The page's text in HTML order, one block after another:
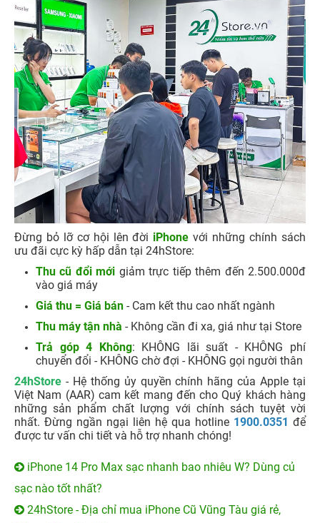
Đừng bỏ lỡ cơ hội lên đời iPhone với những chính sách
ưu đãi cực kỳ hấp dẫn tại 24hStore:
Thu cũ đổi mới giảm trực tiếp thêm đến 2.500.000đ
vào giá máy
Giá thu = Giá bán - Cam kết thu cao nhất ngành
Thu máy tận nhà - Không cần đi xa, giá như tại Store
Trả góp 4 Không: KHÔNG lãi suất - KHÔNG phí
chuyển đổi - KHÔNG chờ đợi - KHÔNG gọi người thân
24hStore - Hệ thống ủy quyền chính hãng của Apple tại
Việt Nam (AAR) cam kết mang đến cho Quý khách hàng
những sản phẩm chất lượng với chính sách tuyệt vời
nhất. Đừng ngần ngại liên hệ qua hotline 1900.0351 để
được tư vấn chi tiết và hỗ trợ nhanh chóng!
iPhone 14 Pro Max sạc nhanh bao nhiêu W? Dùng củ
sạc nào tốt nhất?
24hStore - Địa chỉ mua iPhone Cũ Vũng Tàu giá rẻ,